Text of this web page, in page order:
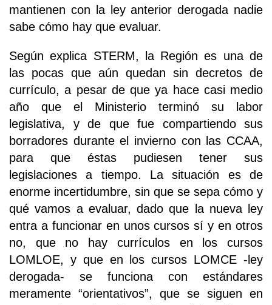
mantienen con la ley anterior derogada nadie
sabe cómo hay que evaluar.
Según explica STERM, la Región es una de
las pocas que aún quedan sin decretos de
currículo, a pesar de que ya hace casi medio
año que el Ministerio terminó su labor
legislativa, y de que fue compartiendo sus
borradores durante el invierno con las CCAA,
para que éstas pudiesen tener sus
legislaciones a tiempo. La situación es de
enorme incertidumbre, sin que se sepa cómo y
qué vamos a evaluar, dado que la nueva ley
entra a funcionar en unos cursos sí y en otros
no, que no hay currículos en los cursos
LOMLOE, y que en los cursos LOMCE -ley
derogada- se funciona con estándares
meramente “orientativos”, que se siguen en